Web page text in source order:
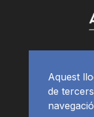
Aquest
de